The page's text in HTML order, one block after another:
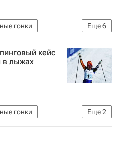
Еще6
гонки
Егорова
гонкам
кейс
в лыжах
Еще2
гонки
игры